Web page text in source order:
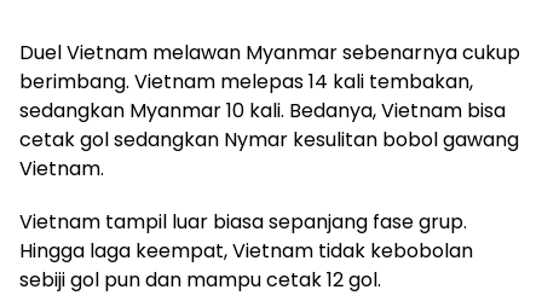
Duel Vietnam melawan Myanmar sebenarnya cukup
berimbang. Vietnam melepas 14 kali tembakan,
sedangkan Myanmar 10 kali. Bedanya, Vietnam bisa
cetak gol sedangkan Nymar kesulitan bobol gawang
Vietnam.
Vietnam tampil luar biasa sepanjang fase grup.
Hingga laga keempat, Vietnam tidak kebobolan
sebiji gol pun dan mampu cetak 12 gol.